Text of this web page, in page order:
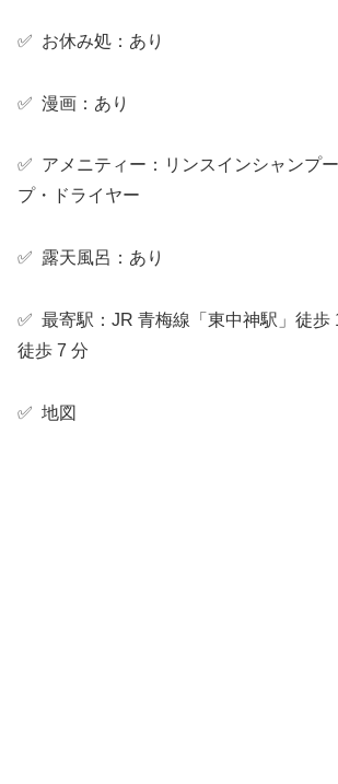
✅ お休み処：あり
✅ 漫画：あり
✅ アメニティー：リンスインシャンプ
プ・ドライヤー
✅ 露天風呂：あり
✅ 最寄駅：JR 青梅線「東中神駅」徒歩
徒歩 7 分
✅ 地図